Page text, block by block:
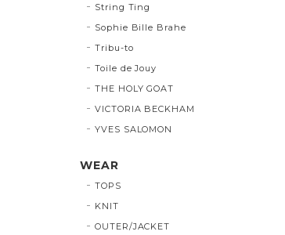
String Ting
Sophie Bille Brahe
Tribu-to
Toile de Jouy
THE HOLY GOAT
VICTORIA BECKHAM
YVES SALOMON
WEAR
TOPS
KNIT
OUTER/JACKET